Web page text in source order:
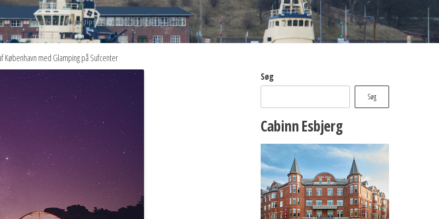
Forside Rejsetips og -anbefalinger Seneste nyt
København med Glamping på Sufcenter
Søg
Søg
Cabinn Esbjerg